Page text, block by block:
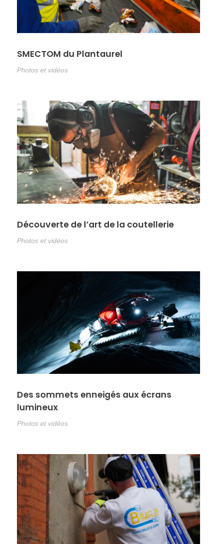
SMECTOM du Plantaurel
Photos et vidéos
Découverte de l’art de la coutellerie
Photos et vidéos
Des sommets enneigés aux écrans
lumineux
Photos et vidéos